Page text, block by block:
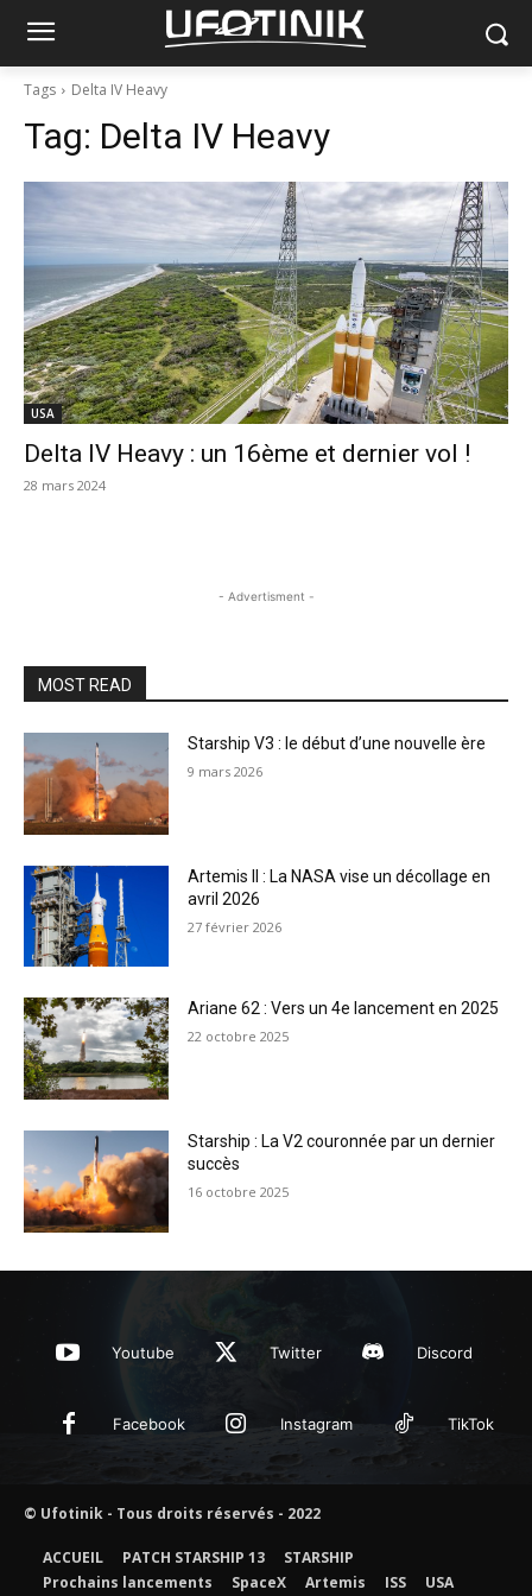
Tags Delta IV Heavy
Tag: Delta IV Heavy
USA
Delta IV Heavy : un 16ème et dernier vol !
28 mars 2024
- Advertisment -
MOST READ
Starship V3 : le début d’une nouvelle ère
9 mars 2026
Artemis II : La NASA vise un décollage en
avril 2026
27 février 2026
Ariane 62 : Vers un 4e lancement en 2025
22 octobre 2025
Starship : La V2 couronnée par un dernier
succès
16 octobre 2025
Youtube Twitter Discord
Facebook Instagram TikTok
© Ufotinik - Tous droits réservés - 2022
ACCUEIL PATCH STARSHIP 13
STARSHIP
Prochains lancements
SpaceX Artemis ISS USA